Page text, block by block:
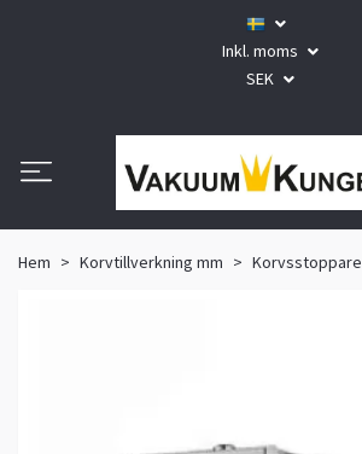
Inkl. moms
SEK
Hem Korvtillverkning mm Korvsstoppare